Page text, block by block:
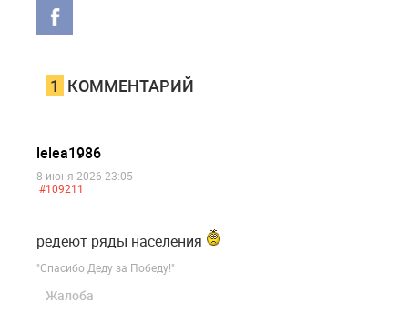
1 КОММЕНТАРИЙ
lelea1986
8 июня 2026 23:05
#109211
редеют ряды населения
"Спасибо Деду за Победу!"
Жалоба